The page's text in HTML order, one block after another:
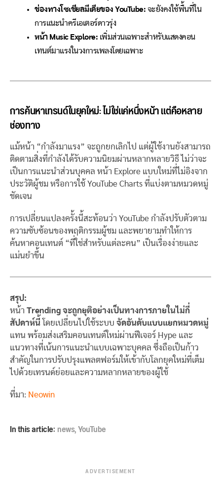
ช่องทางโซเชียลมีเดียของ YouTube: จะยังคงใช้พื้นที่ใน
การแนะนำครีเอเตอร์ดาวรุ่ง
หน้า Music Explore: เพิ่มส่วนเฉพาะสำหรับแสดงคอน
เทนต์มาแรงในวงการเพลงโดยเฉพาะ
การค้นหาเทรนด์ในยุคใหม่: ไม่ใช่แค่หนึ่งหน้า แต่คือหลาย
ช่องทาง
แม้หน้า “กำลังมาแรง” จะถูกยกเลิกไป แต่ผู้ใช้งานยังสามารถ
ติดตามสิ่งที่กำลังได้รับความนิยมผ่านหลากหลายวิธี ไม่ว่าจะ
เป็นการแนะนำส่วนบุคคล หน้า Explore แบบใหม่ที่ไม่อิงจาก
ประวัติผู้ชม หรือการใช้ YouTube Charts ที่แบ่งตามหมวดหมู่
ชัดเจน
การเปลี่ยนแปลงครั้งนี้สะท้อนว่า YouTube กำลังปรับตัวตาม
ความซับซ้อนของพฤติกรรมผู้ชม และพยายามทำให้การ
ค้นหาคอนเทนต์ “ที่ใช่สำหรับแต่ละคน” เป็นเรื่องง่ายและ
แม่นยำขึ้น
สรุป:
หน้า Trending จะถูกยุติอย่างเป็นทางการภายในไม่กี่
สัปดาห์นี้ โดยเปลี่ยนไปใช้ระบบ จัดอันดับแบบแยกหมวดหมู่
แทน พร้อมส่งเสริมคอนเทนต์ใหม่ผ่านฟีเจอร์ Hype และ
แนวทางที่เน้นการแนะนำแบบเฉพาะบุคคล ซึ่งถือเป็นก้าว
สำคัญในการปรับปรุงแพลตฟอร์มให้เข้ากับโลกยุคใหม่ที่เต็ม
ไปด้วยเทรนด์ย่อยและความหลากหลายของผู้ใช้
ที่มา: Neowin
In this article:news,YouTube
ADVERTISEMENT